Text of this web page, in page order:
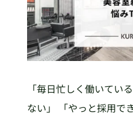
「毎日忙しく働いてい
ない」 「やっと採用で